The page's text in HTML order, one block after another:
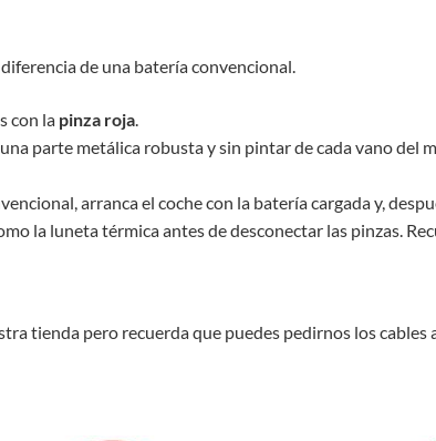
de una batería convencional.
con la pinza roja
parte metálica robusta y sin pintar de cada vano del
arranca el coche con la batería cargada y,
la luneta térmica antes de desconectar las pinzas.
tienda pero recuerda que puedes pedirnos los